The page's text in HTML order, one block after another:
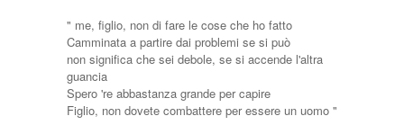
" me, figlio, non di fare le cose che ho fatto
Camminata a partire dai problemi se si può
non significa che sei debole, se si accende l'altra
guancia
Spero 're abbastanza grande per capire
Figlio, non dovete combattere per essere un uomo "